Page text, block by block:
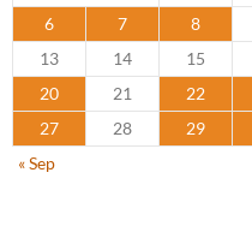
6
7 8
13
14 15
20
21 22
27
28 29
« Sep